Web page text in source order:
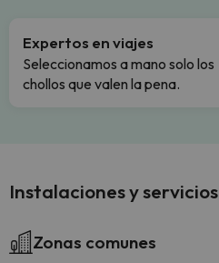
Expertos en viajes
Seleccionamos a mano solo los
chollos que valen la pena.
Instalaciones y servicios
Zonas comunes